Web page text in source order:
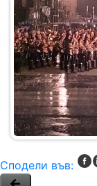
Сподели във: